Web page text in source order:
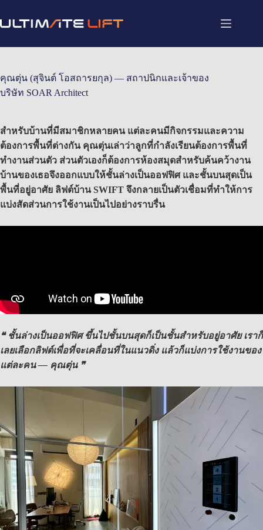
คุณตุ่น (สุจินต์ โอสถารยกุล) — สถาปนิกและเจ้าของ
บริษัท SOAR Architect
สำหรับบ้านที่มีสมาชิกหลายคน แต่ละคนมีกิจกรรมและความ
ต้องการพื้นที่ต่างกัน คุณตุ่นเล่าว่าลูกที่กำลังเรียนต้องการพื้นที่
ทำงานส่วนตัว ส่วนตัวเองก็ต้องการห้องสมุดสำหรับค้นคว้างาน
บ้านของเธอจึงออกแบบให้ชั้นล่างเป็นออฟฟิศ และชั้นบนสุดเป็น
พื้นที่อยู่อาศัย ลิฟต์บ้าน SWIFT จึงกลายเป็นตัวเชื่อมที่ทำให้การ
แบ่งสัดส่วนการใช้งานเป็นไปอย่างราบรื่น
❝ ชั้นล่างเป็นออฟฟิศ ขึ้นไปชั้นบนสุดก็เป็นชั้นสำหรับอยู่อาศัย เราก็
เลยเลือกลิฟต์เพื่อที่จะเคลื่อนที่ในแนวดิ่ง แล้วก็แบ่งการใช้งานของ
แต่ละคน — คุณตุ่น ❞